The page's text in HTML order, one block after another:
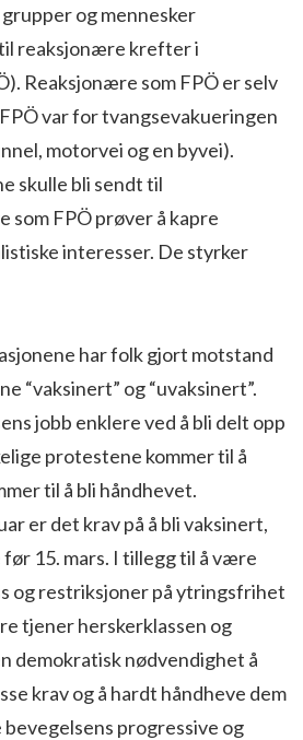
og mennesker
reaksjonære krefter i
Reaksjonære som FPÖ er selv
var for tvangsevakueringen
motorvei og en byvei).
skulle bli sendt til
som FPÖ prøver å kapre
interesser. De styrker
har folk gjort motstand
“vaksinert” og “uvaksinert”.
jobb enklere ved å bli delt opp
protestene kommer til å
til å bli håndhevet.
er det krav på å bli vaksinert,
15. mars. I tillegg til å være
og restriksjoner på ytringsfrihet
tjener herskerklassen og
demokratisk nødvendighet å
krav og å hardt håndheve dem
progressive og